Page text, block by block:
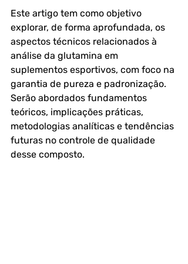
Este artigo tem como objetivo
explorar, de forma aprofundada, os
aspectos técnicos relacionados à
análise da glutamina em
suplementos esportivos, com foco na
garantia de pureza e padronização.
Serão abordados fundamentos
teóricos, implicações práticas,
metodologias analíticas e tendências
futuras no controle de qualidade
desse composto.